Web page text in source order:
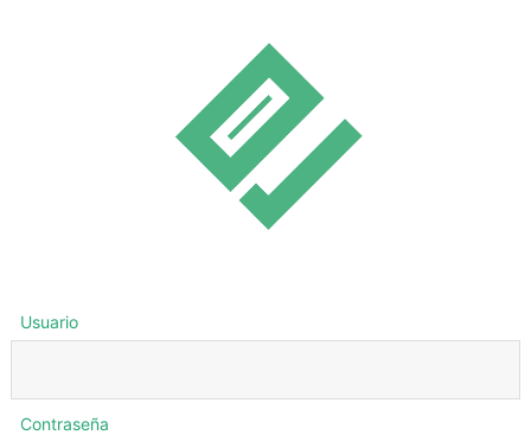
Usuario
Contraseña